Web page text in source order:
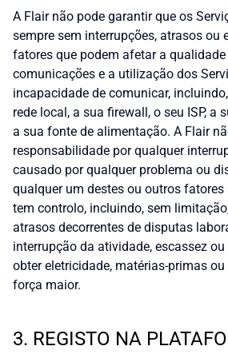
A Flair não pode garantir que os
sempre sem interrupções, atrasos ou
fatores que podem afetar a
comunicações e a utilização dos
incapacidade de comunicar,
rede local, a sua firewall, o seu ISP, a
a sua fonte de alimentação. A Flair
responsabilidade por qualquer
causado por qualquer problema ou
qualquer um destes ou outros
tem controlo, incluindo, sem
atrasos decorrentes de disputas
interrupção da atividade, escassez
obter eletricidade, matérias-primas
força maior.
3. REGISTO NA